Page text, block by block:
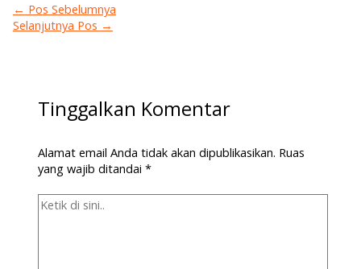
← Pos Sebelumnya
Selanjutnya Pos →
Tinggalkan Komentar
Alamat email Anda tidak akan dipublikasikan. Ruas
yang wajib ditandai*